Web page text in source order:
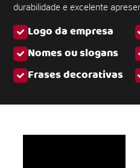
Logo da empresa
Nomes ou slogans
Frases decorativas
durabilidade e excelente